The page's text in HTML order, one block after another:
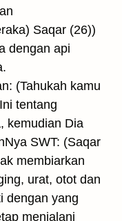
Saqar (26))
dengan api
(Tahukah kamu
tentang
kemudian Dia
SWT: (Saqar
membiarkan
urat, otot dan
dengan yang
menjalani